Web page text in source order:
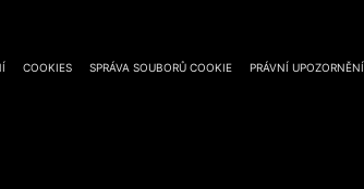
COOKIES SPRÁVA SOUBORŮ COOKIE PRÁVNÍ UPOZORNĚNÍ